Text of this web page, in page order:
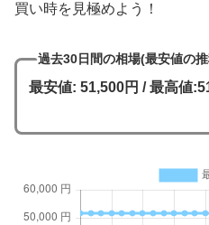
買い時を見極めよう！
過去30日間の相場(最安値の
最安値: 51,500円 / 最高値